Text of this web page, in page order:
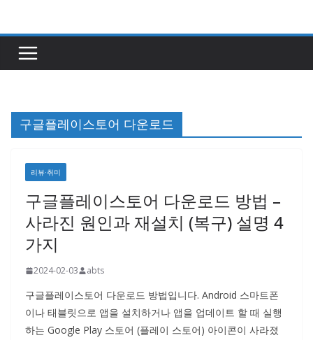
로
구글플레이스토어 다운로드
리뷰·취미
구글플레이스토어 다운로드 방법 –
사라진 원인과 재설치 (복구) 설명 4
가지
2024-02-03 abts
구글플레이스토어 다운로드 방법입니다. Android 스마트폰
이나 태블릿으로 앱을 설치하거나 앱을 업데이트 할 때 실행
하는 Google Play 스토어 (플레이 스토어) 아이콘이 사라졌